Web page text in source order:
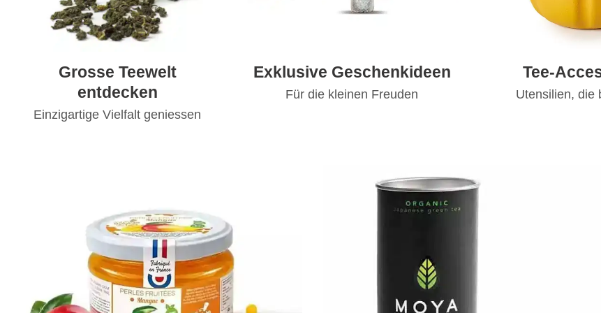
Grosse Teewelt
entdecken
Einzigartige Vielfalt geniessen
Exklusive Geschenkideen
Für die kleinen Freuden
Tee-
Utensilien, die